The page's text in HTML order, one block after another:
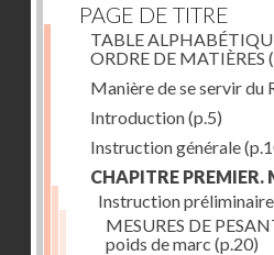
PAGE DE TITRE
TABLE
ORDRE DE MATIÈRES
Manière de se servir du
Introduction(p.5)
Instruction générale
CHAPITRE PREMIER.
Instruction préliminaire
MESURES DE
poids de marc (p.20)